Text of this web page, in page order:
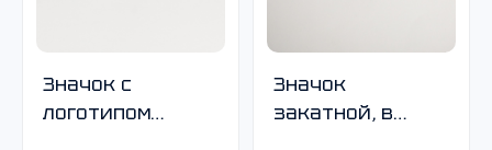
Значок с
логотипом
Значок
закатной, в